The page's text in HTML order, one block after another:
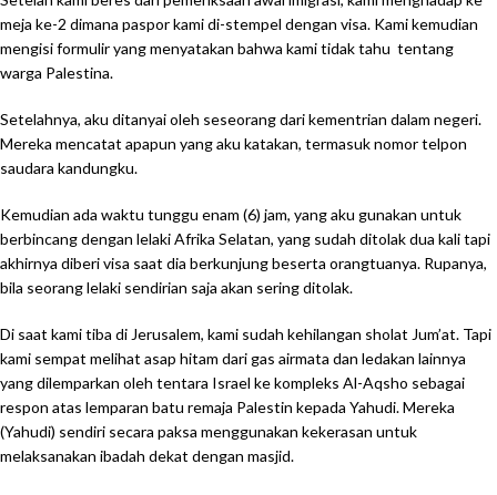
meja ke-2 dimana paspor kami di-stempel dengan visa. Kami kemudian
mengisi formulir yang menyatakan bahwa kami tidak tahu tentang
warga Palestina.
Setelahnya, aku ditanyai oleh seseorang dari kementrian dalam negeri.
Mereka mencatat apapun yang aku katakan, termasuk nomor telpon
saudara kandungku.
Kemudian ada waktu tunggu enam (6) jam, yang aku gunakan untuk
berbincang dengan lelaki Afrika Selatan, yang sudah ditolak dua kali tapi
akhirnya diberi visa saat dia berkunjung beserta orangtuanya. Rupanya,
bila seorang lelaki sendirian saja akan sering ditolak.
Di saat kami tiba di Jerusalem, kami sudah kehilangan sholat Jum’at. Tapi
kami sempat melihat asap hitam dari gas airmata dan ledakan lainnya
yang dilemparkan oleh tentara Israel ke kompleks Al-Aqsho sebagai
respon atas lemparan batu remaja Palestin kepada Yahudi. Mereka
(Yahudi) sendiri secara paksa menggunakan kekerasan untuk
melaksanakan ibadah dekat dengan masjid.